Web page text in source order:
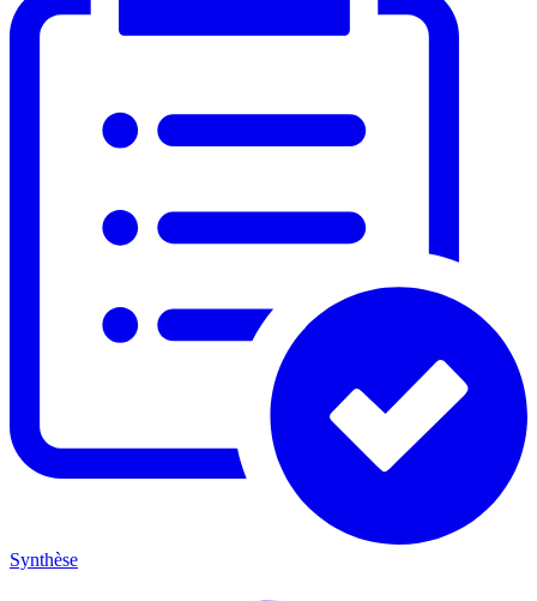
Synthèse